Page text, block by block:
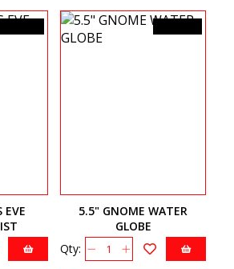
EVE
5.5" GNOME WATER
GLOBE
Qty: